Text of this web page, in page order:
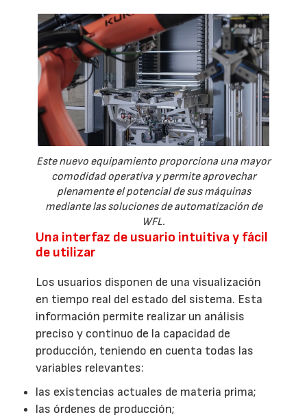
Este nuevo equipamiento proporciona una mayor
comodidad operativa y permite aprovechar
plenamente el potencial de sus máquinas
mediante las soluciones de automatización de
WFL.
Una interfaz de usuario intuitiva y fácil
de utilizar
Los usuarios disponen de una visualización
en tiempo real del estado del sistema. Esta
información permite realizar un análisis
preciso y continuo de la capacidad de
producción, teniendo en cuenta todas las
variables relevantes:
las existencias actuales de materia prima;
las órdenes de producción;